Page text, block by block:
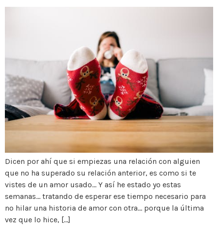
Dicen por ahí que si empiezas una relación con alguien
que no ha superado su relación anterior, es como si te
vistes de un amor usado… Y así he estado yo estas
semanas… tratando de esperar ese tiempo necesario para
no hilar una historia de amor con otra… porque la última
vez que lo hice, […]